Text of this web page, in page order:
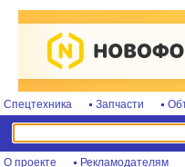
Спецтехника Запчасти
О проекте Рекламодателям